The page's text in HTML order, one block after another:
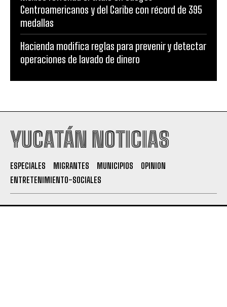
Centroamericanos y del Caribe con récord de 395
medallas
Hacienda modifica reglas para prevenir y detectar
operaciones de lavado de dinero
YUCATÁN NOTICIAS
ESPECIALES MIGRANTES MUNICIPIOS
OPINION
ENTRETENIMIENTO-SOCIALES